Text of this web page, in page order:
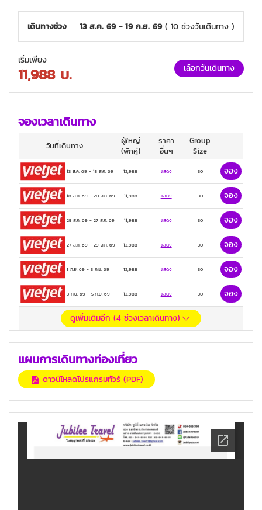
เดินทางช่วง 13 ส.ค. 69 - 19 ก.ย. 69( 10 ช่วงวันเดินทาง )
เริ่มเพียง
11,988 บ. เลือกวันเดินทาง
จองเวลาเดินทาง
วันที่เดินทาง
ผู้ใหญ่
(พักคู่)
ราคา
อื่นๆ
Group
Size
13 ส.ค. 69- 15 ส.ค. 69 12,988 แสดง 30 จอง
18 ส.ค. 69- 20 ส.ค. 69 11,988 แสดง 30 จอง
25 ส.ค. 69- 27 ส.ค. 69 11,988 แสดง 30 จอง
27 ส.ค. 69- 29 ส.ค. 69 12,988 แสดง 30 จอง
1 ก.ย. 69- 3 ก.ย. 69 12,988 แสดง 30 จอง
3 ก.ย. 69- 5 ก.ย. 69 12,988 แสดง 30
จอง
ดูเพิ่มเติมอีก (4ช่วงเวลาเดินทาง)
แผนการเดินทางท่องเที่ยว
ดาวน์โหลดโปรแกรมทัวร์ (PDF)